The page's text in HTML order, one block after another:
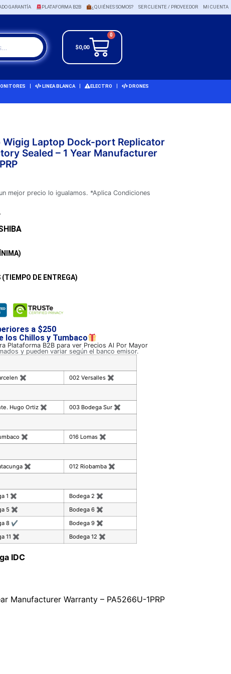
GARANTÍA PLATAFORMA B2B ¿QUIÉNES SOMOS? SER CLIENTE / PROVEEDOR MI CUENTA
$0,00
0
LINEA BLANCA ELECTRO DRONES
Laptop Dock-port Replicator
Sealed – 1 Year Manufacturer
mejor precio lo igualamos. *Aplica Condiciones
(TIEMPO DE ENTREGA)
a $250
los Chillos y Tumbaco
Plataforma B2B para ver Precios Al Por Mayor
y pueden variar según el banco emisor.
✖ 002 Versalles ✖
Hugo Ortiz ✖ 003 Bodega Sur ✖
✖ 016 Lomas ✖
✖ 012 Riobamba ✖
1 ✖ Bodega 2 ✖
5 ✖ Bodega 6 ✖
8 ✔ Bodega 9 ✖
11 ✖ Bodega 12 ✖
IDC
Manufacturer Warranty – PA5266U-1PRP